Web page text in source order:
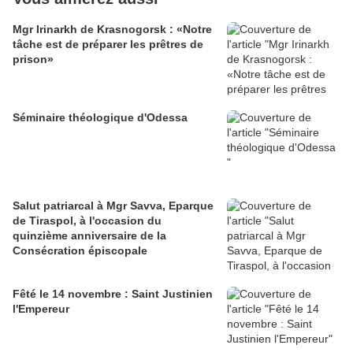
Mgr Irinarkh de Krasnogorsk : «Notre
tâche est de préparer les prêtres de
prison»
Séminaire théologique d'Odessa
Salut patriarcal à Mgr Savva, Eparque
de Tiraspol, à l'occasion du
quinzième anniversaire de la
Consécration épiscopale
Fêté le 14 novembre : Saint Justinien
l'Empereur